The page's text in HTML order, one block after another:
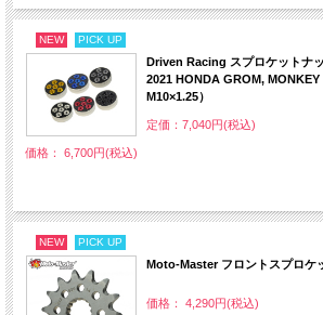
NEW PICK UP
Driven Racing スプロケットナ
2021 HONDA GROM,
M10×1.25）
定価：7,040円(税込)
価格： 6,700円(税込)
NEW PICK UP
Moto-Master フロントスプロケ
価格： 4,290円(税込)